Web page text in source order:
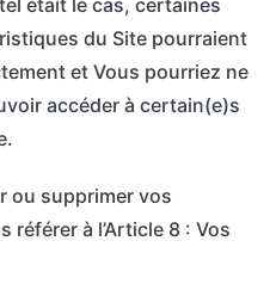
était le cas, certaines
du Site pourraient
et Vous pourriez ne
accéder à certain(e)s
ou supprimer vos
à l’Article 8 : Vos